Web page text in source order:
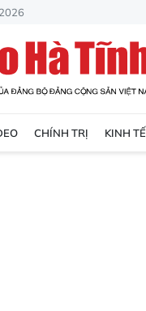
CHÍNH TRỊ KINH TẾ